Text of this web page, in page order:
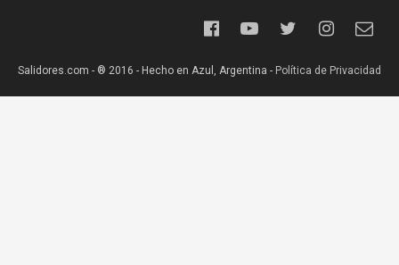
Salidores.com - ® 2016 - Hecho en Azul, Argentina - Política de Privacidad